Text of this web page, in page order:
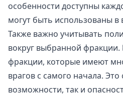
особенности доступны
могут быть использованы в
Также важно учитывать
вокруг выбранной фракции.
фракции, которые имеют
врагов с самого начала. Это
возможности, так и